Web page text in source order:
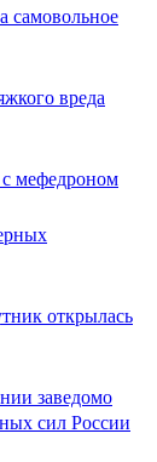
самовольное
вреда
мефедроном
открылась
заведомо
сил России